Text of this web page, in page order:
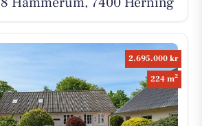
2.695.000 kr
224 m2